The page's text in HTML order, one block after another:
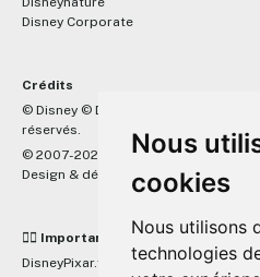
Nous
cookies
Nous utilisons
technologies
Disney Corporate
Crédits
© Disney © Disney/Pixar © &
réservés.
© 2007-2026 DisneyPixar.fr
Design & développement :
☝🏼 Important
DisneyPixar.fr est un site